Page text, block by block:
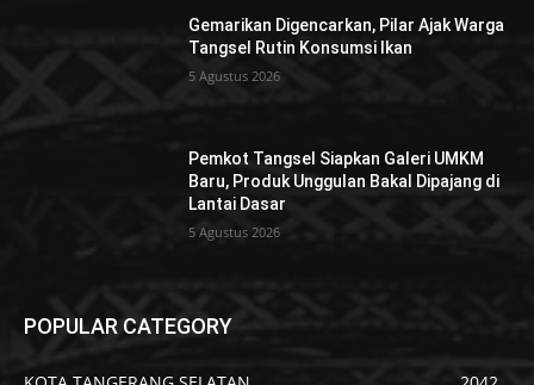
Gemarikan Digencarkan, Pilar Ajak Warga
Tangsel Rutin Konsumsi Ikan
5 Agustus 2026
Pemkot Tangsel Siapkan Galeri UMKM
Baru, Produk Unggulan Bakal Dipajang di
Lantai Dasar
5 Agustus 2026
POPULAR CATEGORY